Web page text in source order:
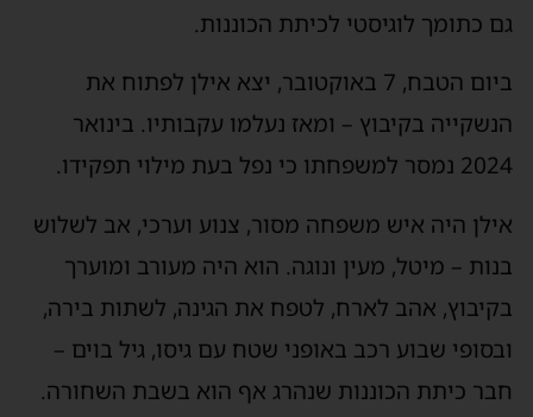
גם כתומך לוגיסטי לכיתת הכוננות.
ביום הטבח, 7 באוקטובר, יצא אילן לפתוח את
הנשקייה בקיבוץ – ומאז נעלמו עקבותיו. בינואר
2024 נמסר למשפחתו כי נפל בעת מילוי תפקידו.
אילן היה איש משפחה מסור, צנוע וערכי, אב לשלוש
בנות – מיטל, מעין ונוגה. הוא היה מעורב ומוערך
בקיבוץ, אהב לארח, לטפח את הגינה, לשתות בירה,
ובסופי שבוע רכב באופני שטח עם גיסו, גיל בוים –
חבר כיתת הכוננות שנהרג אף הוא בשבת השחורה.